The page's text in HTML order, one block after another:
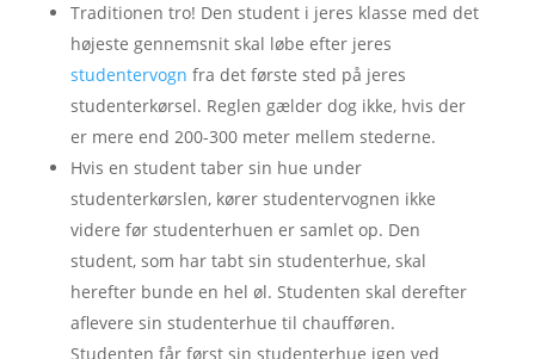
Traditionen tro! Den student i jeres klasse med det
højeste gennemsnit skal løbe efter jeres
studentervogn fra det første sted på jeres
studenterkørsel. Reglen gælder dog ikke, hvis der
er mere end 200-300 meter mellem stederne.
Hvis en student taber sin hue under
studenterkørslen, kører studentervognen ikke
videre før studenterhuen er samlet op. Den
student, som har tabt sin studenterhue, skal
herefter bunde en hel øl. Studenten skal derefter
aflevere sin studenterhue til chaufføren.
Studenten får først sin studenterhue igen ved